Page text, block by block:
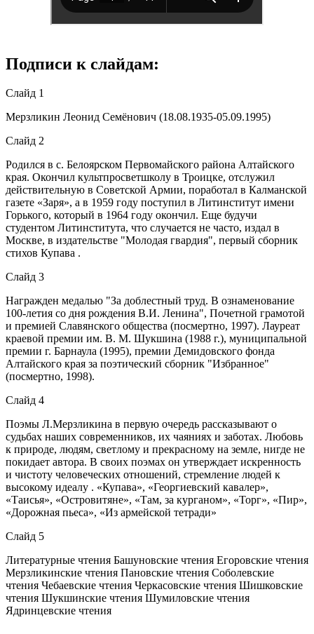
Подписи к слайдам:
Слайд 1
Мерзликин Леонид Семёнович (18.08.1935-05.09.1995)
Слайд 2
Родился в с. Белоярском Первомайского района Алтайского
края. Окончил культпросветшколу в Троицке, отслужил
действительную в Советской Армии, поработал в Калманской
газете «Заря», а в 1959 году поступил в Литинститут имени
Горького, который в 1964 году окончил. Еще будучи
студентом Литинститута, что случается не часто, издал в
Москве, в издательстве "Молодая гвардия", первый сборник
стихов Купава .
Слайд 3
Награжден медалью "За доблестный труд. В ознаменование
100-летия со дня рождения В.И. Ленина", Почетной грамотой
и премией Славянского общества (посмертно, 1997). Лауреат
краевой премии им. В. М. Шукшина (1988 г.), муниципальной
премии г. Барнаула (1995), премии Демидовского фонда
Алтайского края за поэтический сборник "Избранное"
(посмертно, 1998).
Слайд 4
Поэмы Л.Мерзликина в первую очередь рассказывают о
судьбах наших современников, их чаяниях и заботах. Любовь
к природе, людям, светлому и прекрасному на земле, нигде не
покидает автора. В своих поэмах он утверждает искренность
и чистоту человеческих отношений, стремление людей к
высокому идеалу . «Купава», «Георгиевский кавалер»,
«Таисья», «Островитяне», «Там, за курганом», «Торг», «Пир»,
«Дорожная пьеса», «Из армейской тетради»
Слайд 5
Литературные чтения Башуновские чтения Егоровские чтения
Мерзликинские чтения Пановские чтения Соболевские
чтения Чебаевские чтения Черкасовские чтения Шишковские
чтения Шукшинские чтения Шумиловские чтения
Ядринцевские чтения